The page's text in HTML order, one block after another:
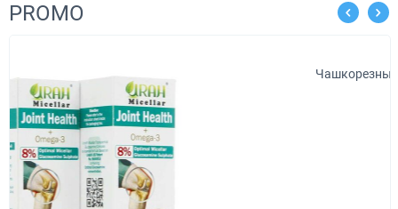
PROMO
Чашкорезный станок для минибруса "Туборд 2.0"